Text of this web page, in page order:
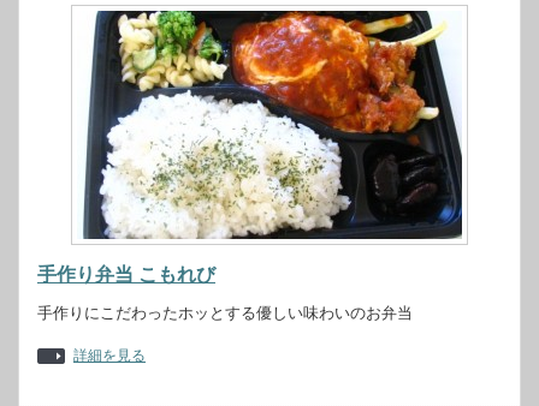
手作り弁当 こもれび
手作りにこだわったホッとする優しい味わいのお弁当
詳細を見る